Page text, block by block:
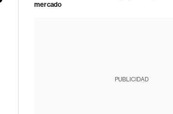
mercado
PUBLICIDAD